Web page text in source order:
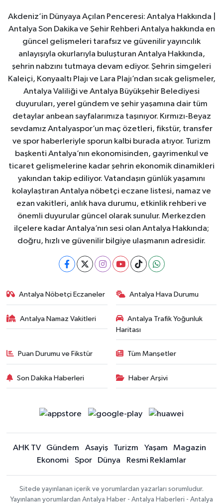
Akdeniz’in Dünyaya Açılan Penceresi: Antalya Hakkında |
Antalya Son Dakika ve Şehir Rehberi Antalya hakkında en
güncel gelişmeleri tarafsız ve güvenilir yayıncılık
anlayışıyla okurlarıyla buluşturan Antalya Hakkında,
şehrin nabzını tutmaya devam ediyor. Şehrin simgeleri
Kaleiçi, Konyaaltı Plajı ve Lara Plajı’ndan sıcak gelişmeler,
Antalya Valiliği ve Antalya Büyükşehir Belediyesi
duyuruları, yerel gündem ve şehir yaşamına dair tüm
detaylar anbean sayfalarımıza taşınıyor. Kırmızı-Beyaz
sevdamız Antalyaspor’un maç özetleri, fikstür, transfer
ve spor haberleriyle sporun kalbi burada atıyor. Turizm
başkenti Antalya’nın ekonomisinden, gayrimenkul ve
ticaret gelişmelerine kadar şehrin ekonomik dinamikleri
yakından takip ediliyor. Vatandaşın günlük yaşamını
kolaylaştıran Antalya nöbetçi eczane listesi, namaz ve
ezan vakitleri, anlık hava durumu, etkinlik rehberi ve
önemli duyurular güncel olarak sunulur. Merkezden
ilçelere kadar Antalya’nın sesi olan Antalya Hakkında;
doğru, hızlı ve güvenilir bilgiye ulaşmanın adresidir.
Antalya Nöbetçi Eczaneler Antalya Hava Durumu
Antalya Namaz Vakitleri
Antalya Trafik Yoğunluk
Haritası
Puan Durumu ve Fikstür Tüm Manşetler
Son Dakika Haberleri Haber Arşivi
AHK TV Gündem Asayiş Turizm Yaşam
Magazin
Ekonomi
Spor Dünya Resmi Reklamlar
Sitede yayınlanan içerik ve yorumlardan yazarları sorumludur.
Yayınlanan yorumlardan Antalya Haber - Antalya Haberleri - Antalya